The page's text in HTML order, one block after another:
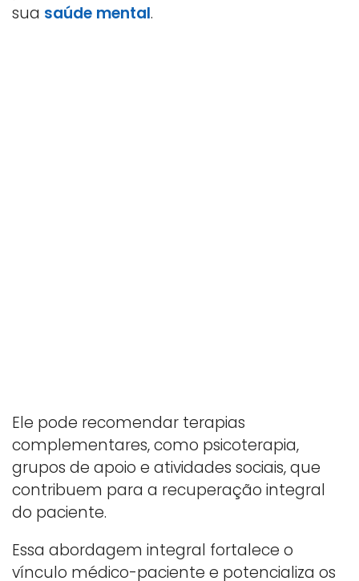
sua saúde mental.
Ele pode recomendar terapias
complementares, como psicoterapia,
grupos de apoio e atividades sociais, que
contribuem para a recuperação integral
do paciente.
Essa abordagem integral fortalece o
vínculo médico-paciente e potencializa os